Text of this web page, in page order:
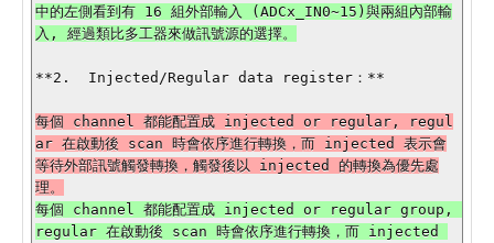
中的左側看到有 16 組外部輸入 (ADCx_IN0~15)與兩組內部輸
**2.  Injected/Regular data register：**
每個 channel 都能配置成 injected or regular, regul
ar 在啟動後 scan 時會依序進行轉換，而 injected 表示會
等待外部訊號觸發轉換，觸發後以 injected 的轉換為優先處
每個 channel 都能配置成 injected or regular group,
regular 在啟動後 scan 時會依序進行轉換，而 injected